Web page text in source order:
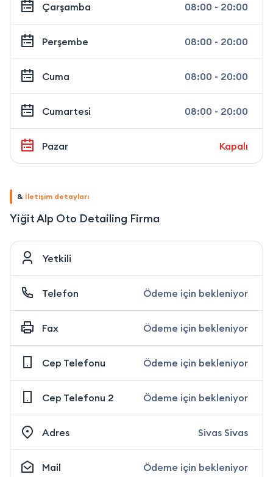
Çarşamba 08:00 - 20:00
Perşembe 08:00 - 20:00
Cuma 08:00 - 20:00
Cumartesi 08:00 - 20:00
Pazar Kapalı
& İletişim detayları
Yiğit Alp Oto Detailing Firma
Yetkili
Telefon Ödeme için bekleniyor
Fax Ödeme için bekleniyor
Cep Telefonu Ödeme için bekleniyor
Cep Telefonu 2 Ödeme için bekleniyor
Adres Sivas Sivas
Mail Ödeme için bekleniyor